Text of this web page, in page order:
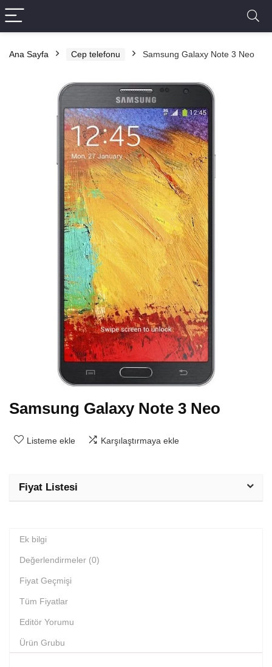
Ana Sayfa Cep telefonu Samsung Galaxy Note 3 Neo
Samsung Galaxy Note 3 Neo
Listeme ekle Karşılaştırmaya ekle
Fiyat Listesi
Ek bilgi
Değerlendirmeler (0)
Fiyat Geçmişi
Tüm Fiyatlar
Editör Yorumu
Ürün Grubu